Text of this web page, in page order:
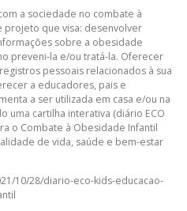
a sociedade no combate à
que visa: desenvolver
sobre a obesidade
preveni-la e/ou tratá-la. Oferecer
pessoais relacionados à sua
a educadores, pais e
a ser utilizada em casa e/ou na
uma cartilha interativa (diário ECO
o Combate à Obesidade Infantil
de vida, saúde e bem-estar
10/28/diario-eco-kids-educacao-